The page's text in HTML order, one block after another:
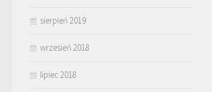
sierpień 2019
wrzesień 2018
lipiec 2018